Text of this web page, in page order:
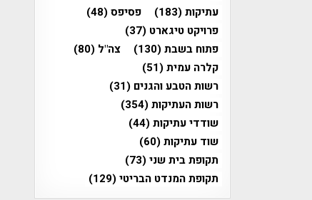
עתיקות(183) פסיפס(48)
פרויקט טיגארט (37)
פתוח בשבת(130) צה"ל (80)
קלרה עמית(51)
רשות הטבע והגנים (31)
רשות העתיקות(354)
שודדי עתיקות(44)
שוד עתיקות(60)
תקופת בית שני(73)
תקופת המנדט הבריטי(129)